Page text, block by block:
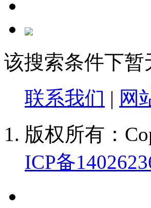
该搜索条件下暂
联系我们 | 网
版权所有：
ICP备